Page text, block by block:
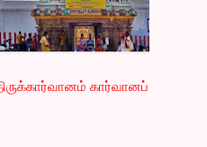
கார்வானப்